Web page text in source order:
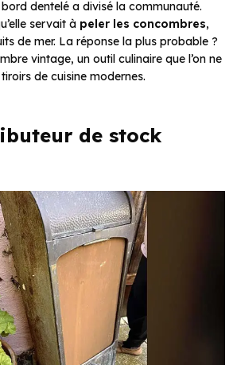
dentelé a divisé la communauté.
servait à peler les concombres,
de mer. La réponse la plus probable ?
vintage, un outil culinaire que l’on ne
de cuisine modernes.
de stock